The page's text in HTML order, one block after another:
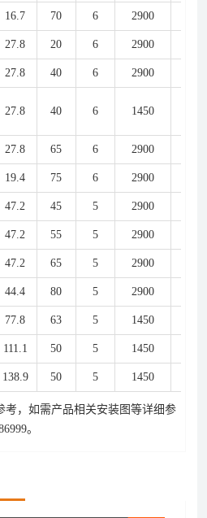
16.7 70 6 2900
27.8 20 6 2900
27.8 40 6 2900
27.8 40 6 1450
27.8 65 6 2900
19.4 75 6 2900
47.2 45 5 2900
47.2 55 5 2900
47.2 65 5 2900
44.4 80 5 2900
77.8 63 5 1450
111.1 50 5 1450
138.9 50 5 1450
考，如需产品相关安装图等详细参
。